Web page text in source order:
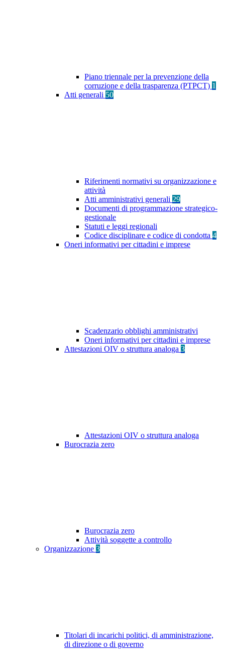
Piano triennale per la prevenzione della
corruzione e della trasparenza (PTPCT) 1
Atti generali 50
Riferimenti normativi su organizzazione e
attività
Atti amministrativi generali 29
Documenti di programmazione strategico-
gestionale
Statuti e leggi regionali
Codice disciplinare e codice di condotta 4
Oneri informativi per cittadini e imprese
Scadenzario obblighi amministrativi
Oneri informativi per cittadini e imprese
Attestazioni OIV o struttura analoga 3
Attestazioni OIV o struttura analoga
Burocrazia zero
Burocrazia zero
Attività soggette a controllo
Organizzazione 3
Titolari di incarichi politici, di amministrazione,
di direzione o di governo